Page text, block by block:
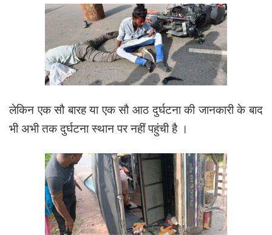
लेकिन एक सौ बारह या एक सौ आठ दुर्घटना की जानकारी के बाद
भी अभी तक दुर्घटना स्थान पर नहीं पहुंची है ।